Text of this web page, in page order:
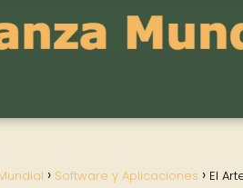
Software y Aplicaciones El